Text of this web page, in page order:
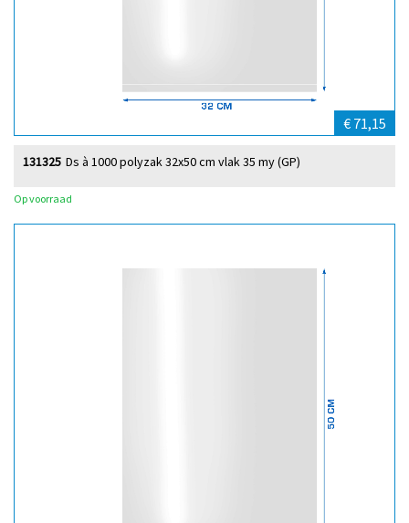
€ 71,15
Ds à 1000 polyzak 32x50 cm vlak 35 my (GP)
131325
Op voorraad